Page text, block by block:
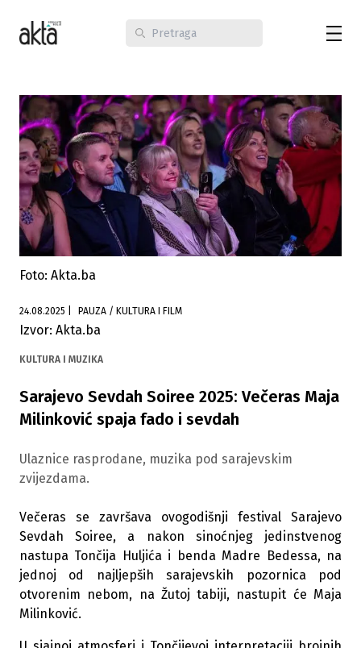
Foto: Akta.ba
24.08.2025 PAUZA / KULTURA I FILM
Izvor: Akta.ba
KULTURA I MUZIKA
Sarajevo Sevdah Soiree 2025: Večeras Maja
Milinković spaja fado i sevdah
Ulaznice rasprodane, muzika pod sarajevskim
zvijezdama.
Večeras se završava ovogodišnji festival Sarajevo
Sevdah Soiree, a nakon sinoćnjeg jedinstvenog
nastupa Tončija Huljića i benda Madre Bedessa, na
jednoj od najljepših sarajevskih pozornica pod
otvorenim nebom, na Žutoj tabiji, nastupit će Maja
Milinković.